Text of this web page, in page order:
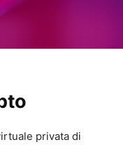
privata di